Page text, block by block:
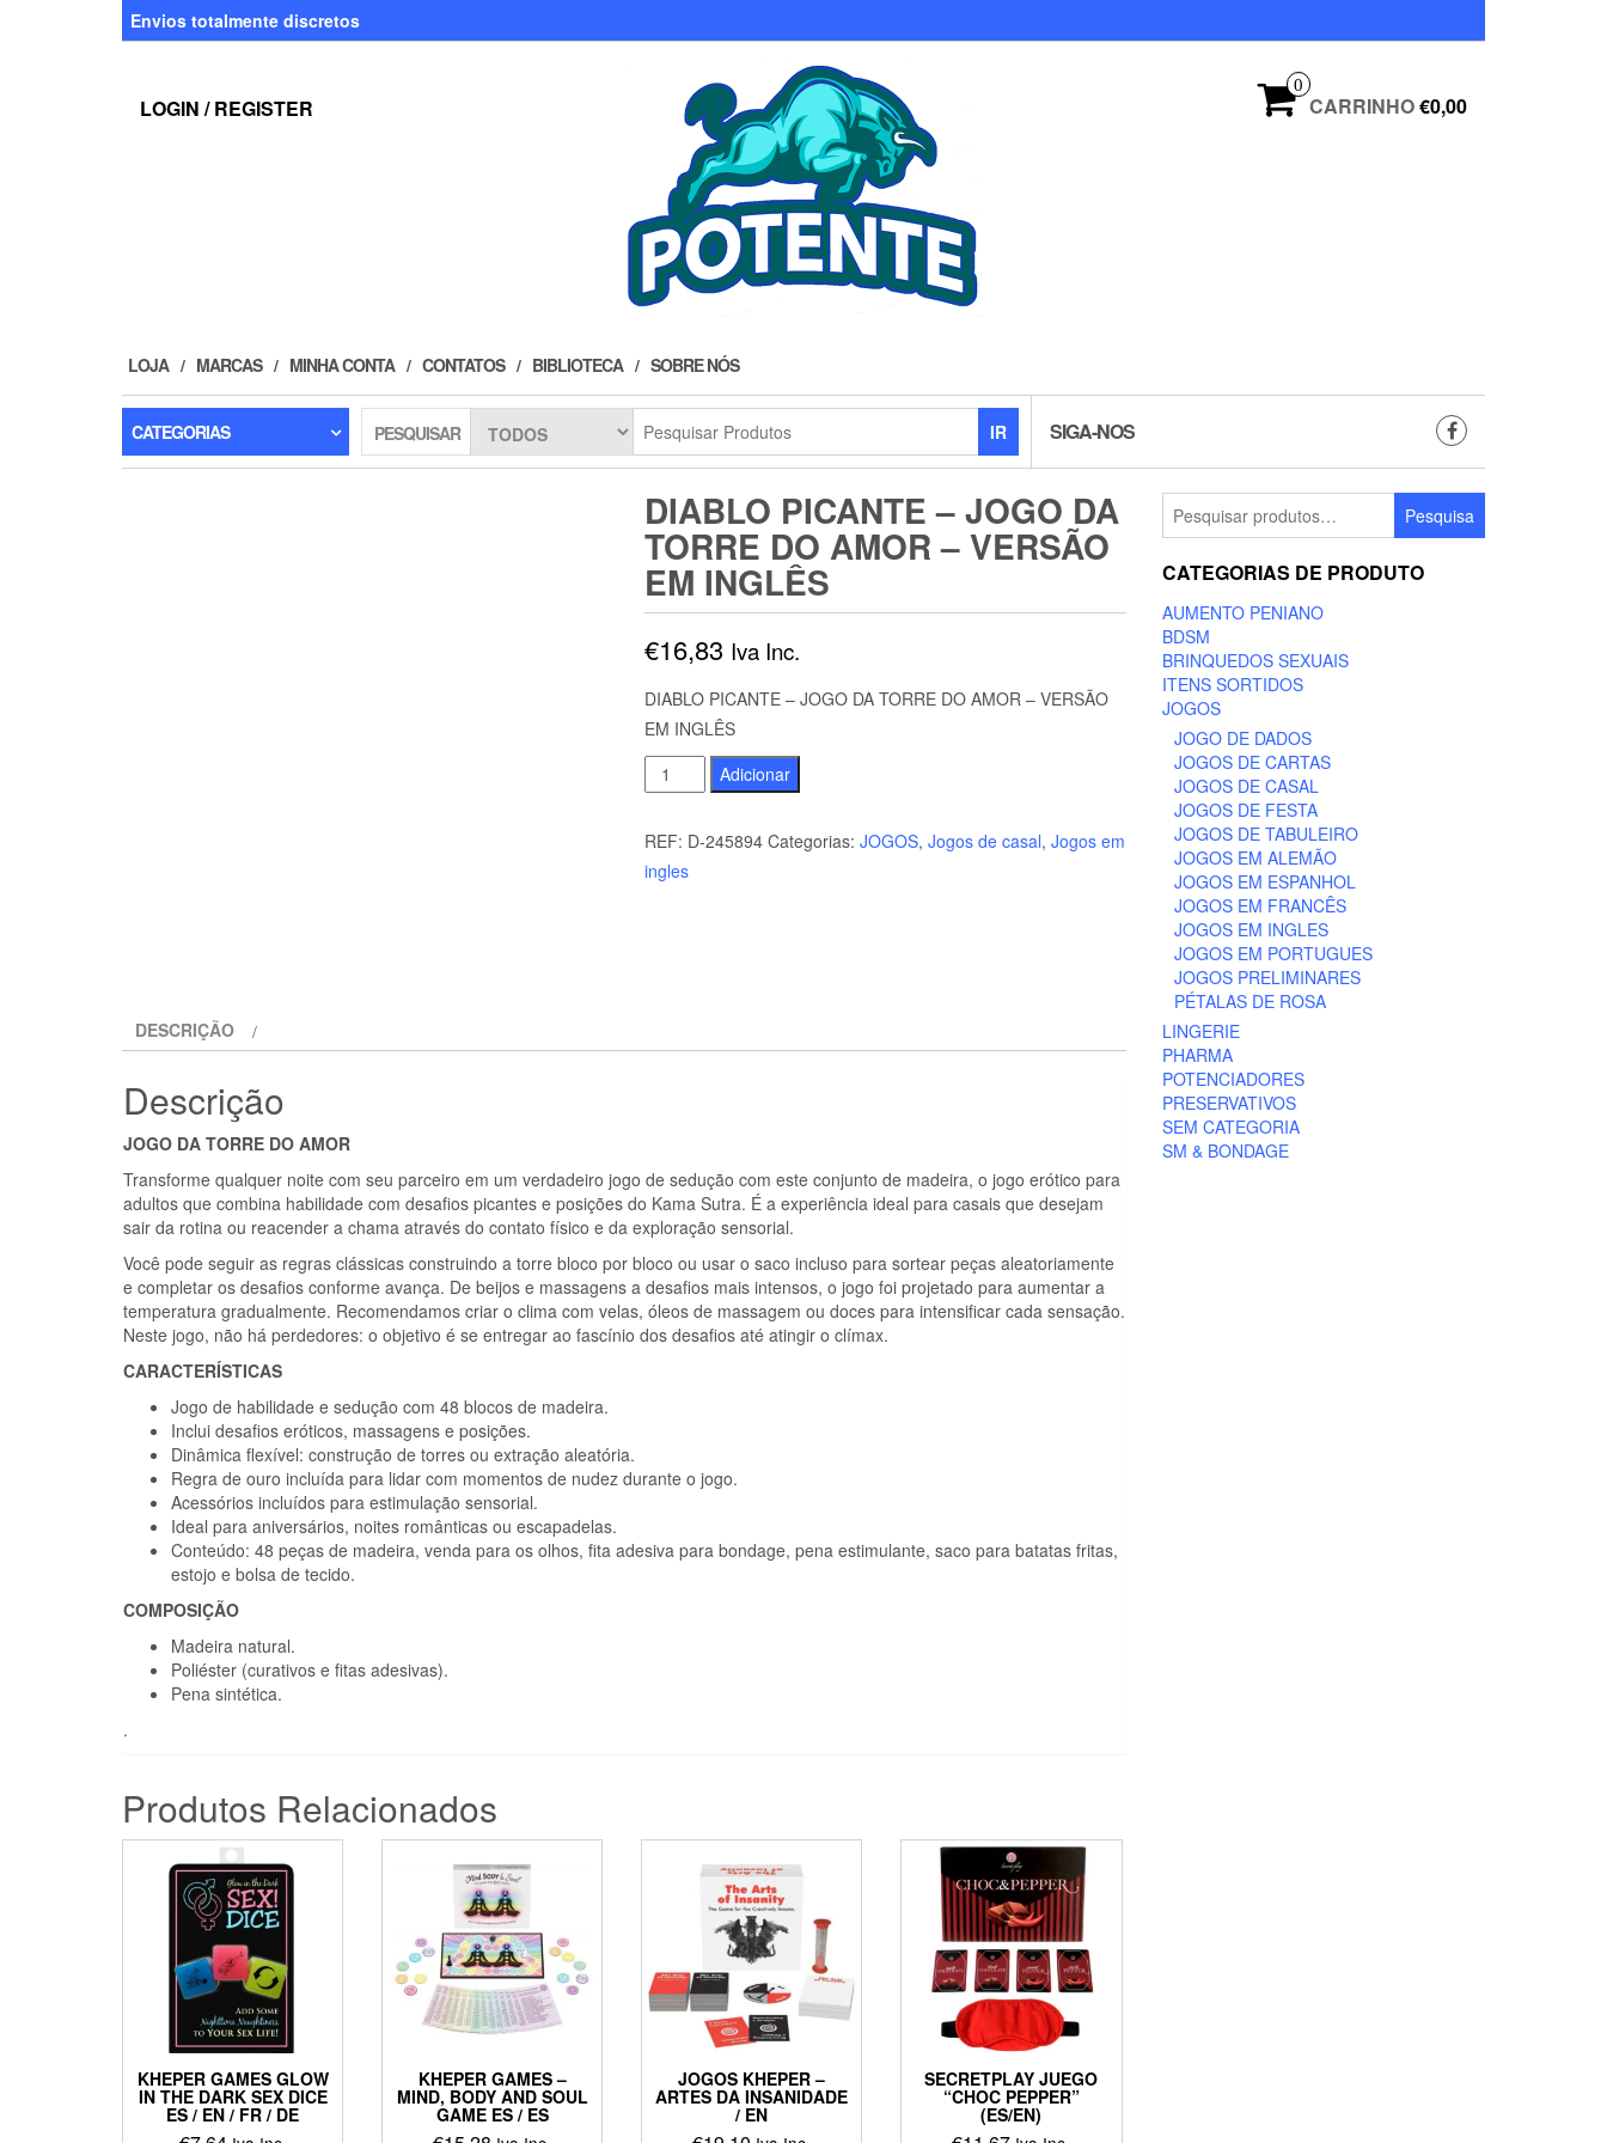
Envios totalmente discretos
LOGIN / REGISTER
0
CARRINHO€0,00
LOJA MARCAS MINHA CONTA CONTATOS BIBLIOTECA SOBRE NÓS
CATEGORIAS PESQUISAR IR SIGA-NOS
DIABLO PICANTE – JOGO DA
TORRE DO AMOR – VERSÃO
EM INGLÊS
€16,83 Iva Inc.
DIABLO PICANTE – JOGO DA TORRE DO AMOR – VERSÃO
EM INGLÊS
Quantidade
de
DIABLO
PICANTE
Adicionar
REF: D-245894 Categorias: JOGOS, Jogos de casal, Jogos em
ingles
DESCRIÇÃO
Descrição
JOGO DA TORRE DO AMOR
Transforme qualquer noite com seu parceiro em um verdadeiro jogo de sedução com este conjunto de madeira, o jogo erótico para
adultos que combina habilidade com desafios picantes e posições do Kama Sutra. É a experiência ideal para casais que desejam
sair da rotina ou reacender a chama através do contato físico e da exploração sensorial.
Você pode seguir as regras clássicas construindo a torre bloco por bloco ou usar o saco incluso para sortear peças aleatoriamente
e completar os desafios conforme avança. De beijos e massagens a desafios mais intensos, o jogo foi projetado para aumentar a
temperatura gradualmente. Recomendamos criar o clima com velas, óleos de massagem ou doces para intensificar cada sensação.
Neste jogo, não há perdedores: o objetivo é se entregar ao fascínio dos desafios até atingir o clímax.
CARACTERÍSTICAS
Jogo de habilidade e sedução com 48 blocos de madeira.
Inclui desafios eróticos, massagens e posições.
Dinâmica flexível: construção de torres ou extração aleatória.
Regra de ouro incluída para lidar com momentos de nudez durante o jogo.
Acessórios incluídos para estimulação sensorial.
Ideal para aniversários, noites românticas ou escapadelas.
Conteúdo: 48 peças de madeira, venda para os olhos, fita adesiva para bondage, pena estimulante, saco para batatas fritas,
estojo e bolsa de tecido.
COMPOSIÇÃO
Madeira natural.
Poliéster (curativos e fitas adesivas).
Pena sintética.
.
Produtos Relacionados
KHEPER GAMES GLOW
IN THE DARK SEX DICE
ES / EN / FR / DE
KHEPER GAMES –
MIND, BODY AND SOUL
GAME ES / ES
JOGOS KHEPER –
ARTES DA INSANIDADE
/ EN
SECRETPLAY JUEGO
“CHOC PEPPER”
(ES/EN)
Pesquisar
por:
Pesquisa
CATEGORIAS DE PRODUTO
AUMENTO PENIANO
BDSM
BRINQUEDOS SEXUAIS
ITENS SORTIDOS
JOGOS
JOGO DE DADOS
JOGOS DE CARTAS
JOGOS DE CASAL
JOGOS DE FESTA
JOGOS DE TABULEIRO
JOGOS EM ALEMÃO
JOGOS EM ESPANHOL
JOGOS EM FRANCÊS
JOGOS EM INGLES
JOGOS EM PORTUGUES
JOGOS PRELIMINARES
PÉTALAS DE ROSA
LINGERIE
PHARMA
POTENCIADORES
PRESERVATIVOS
SEM CATEGORIA
SM & BONDAGE